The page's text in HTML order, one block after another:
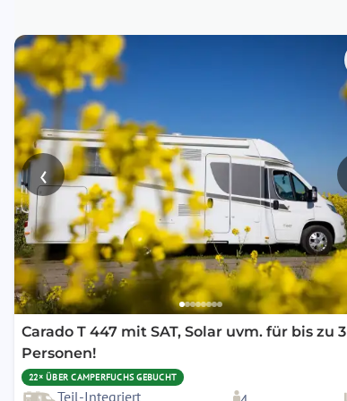
‹
Carado T 447 mit SAT, Solar uvm. für bis zu 3
Personen!
22× ÜBER CAMPERFUCHS GEBUCHT
Teil-Integriert